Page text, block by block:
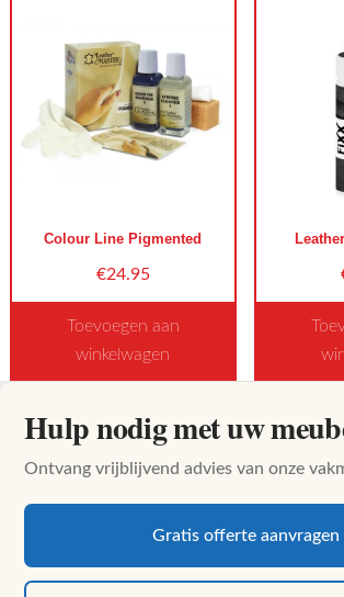
Colour Line Pigmented
€24.95
Toevoegen aan
winkelwagen
product
heeft
meerdere
variaties.
Deze
Hulp nodig met uw
Ontvang vrijblijvend advies van onze
Gratis offerte aanvragen